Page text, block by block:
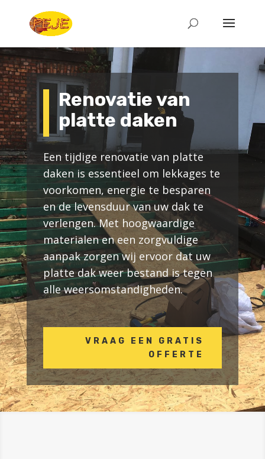
Renovatie van
platte daken
Een tijdige renovatie van platte
daken is essentieel om lekkages te
voorkomen, energie te besparen
en de levensduur van uw dak te
verlengen. Met hoogwaardige
materialen en een zorgvuldige
aanpak zorgen wij ervoor dat uw
platte dak weer bestand is tegen
alle weersomstandigheden.
VRAAG EEN GRATIS
OFFERTE